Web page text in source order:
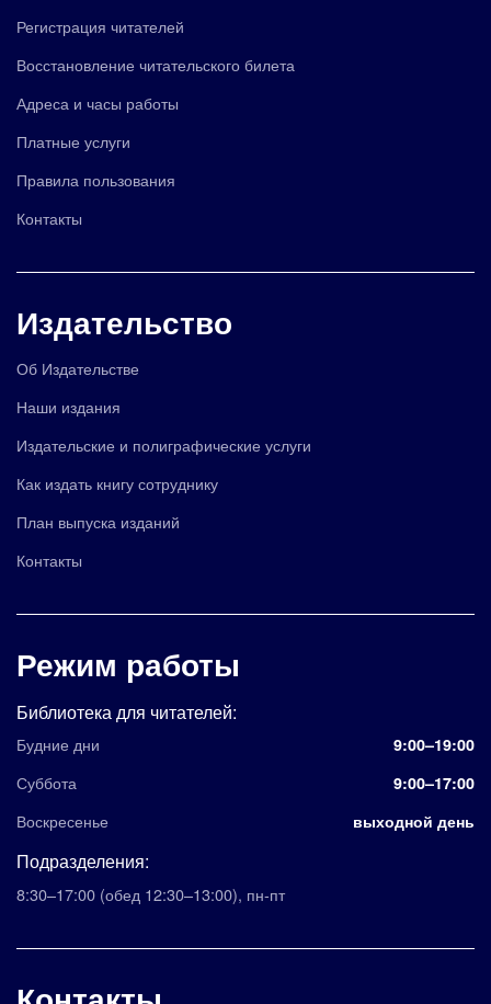
Регистрация читателей
Восстановление читательского билета
Адреса и часы работы
Платные услуги
Правила пользования
Контакты
Издательство
Об Издательстве
Наши издания
Издательские и полиграфические услуги
Как издать книгу сотруднику
План выпуска изданий
Контакты
Режим работы
Библиотека для читателей:
Будние дни 9:00–19:00
Суббота 9:00–17:00
Воскресенье выходной день
Подразделения:
8:30–17:00 (обед 12:30–13:00), пн-пт